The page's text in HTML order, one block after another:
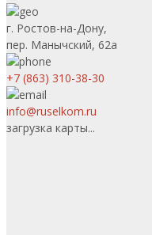
г. Ростов-на-Дону,
пер. Манычский, 62а
+7 (863) 310-38-30
info@ruselkom.ru
загрузка карты...